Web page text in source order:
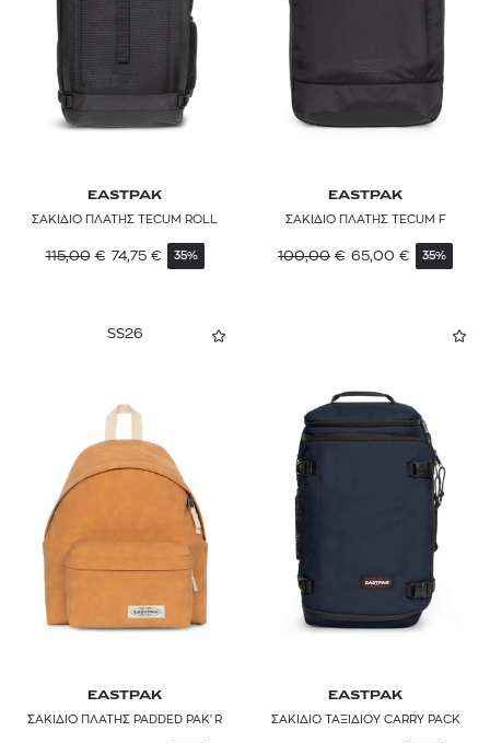
EASTPAK
ΣΑΚΙΔΙΟ ΠΛΑΤΗΣ TECUM ROLL
115,00 € 74,75 € 35%
EASTPAK
ΣΑΚΙΔΙΟ ΠΛΑΤΗΣ TECUM F
100,00 € 65,00 € 35%
SS26
EASTPAK
ΣΑΚΙΔΙΟ ΠΛΑΤΗΣ PADDED PAK'R
EASTPAK
ΣΑΚΙΔΙΟ ΤΑΞΙΔΙΟΥ CARRY PACK